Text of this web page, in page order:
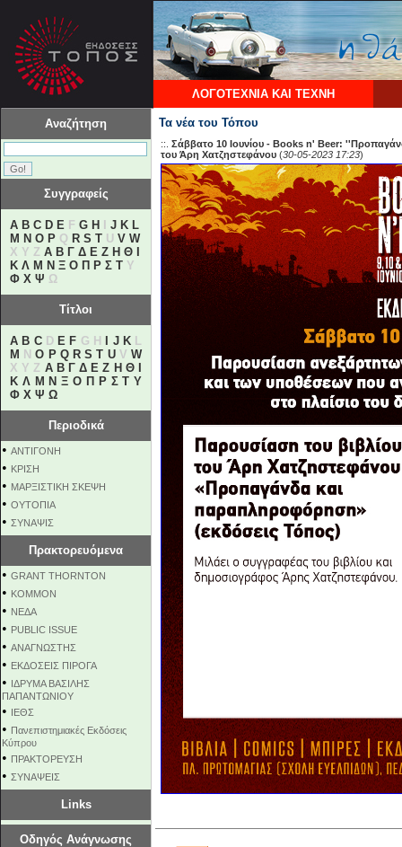
ΛΟΓΟΤΕΧΝΙΑ ΚΑΙ ΤΕΧΝΗ
Αναζήτηση
Συγγραφείς
A B C D E F G H J K L
M N O P Q R S T U V W
X Y Z Α Β Γ Δ Ε Ζ Η Θ
Κ Λ Μ Ν Ξ Ο Π Ρ Σ Τ Υ
Φ Χ Ψ Ω
Τίτλοι
A B CD E F G H J KL
M NO P Q R S T UVW
X Y Z Α Β Γ Δ Ε Ζ Η Θ
Κ Λ Μ Ν Ξ Ο Π Ρ Σ Τ Υ
Φ Χ Ψ Ω
Περιοδικά
• ΑΝΤΙΓΟΝΗ
• ΚΡΙΣΗ
• ΜΑΡΞΙΣΤΙΚΗ ΣΚΕΨΗ
• ΟΥΤΟΠΙΑ
• ΣΥΝΑΨΙΣ
Πρακτορευόμενα
• GRANT THORNTON
• KOMMON
• NEΔΑ
• PUBLIC ISSUE
• ΑΝΑΓΝΩΣΤΗΣ
• ΕΚΔΟΣΕΙΣ ΠΙΡΟΓΑ
• ΙΔΡΥΜΑ ΒΑΣΙΛΗΣ
ΠΑΠΑΝΤΩΝΙΟΥ
• ΙΕΘΣ
• Πανεπιστημιακές Εκδόσεις
Κύπρου
• ΠΡΑΚΤΟΡΕΥΣΗ
• ΣΥΝΑΨΕΙΣ
Links
Οδηγός Ανάγνωσης
Τα νέα του Τόπου
::. Σάββατο 10 Ιουνίου - Books n' Beer:
του Άρη Χατζηστεφάνου (30-05-2023 17:23)